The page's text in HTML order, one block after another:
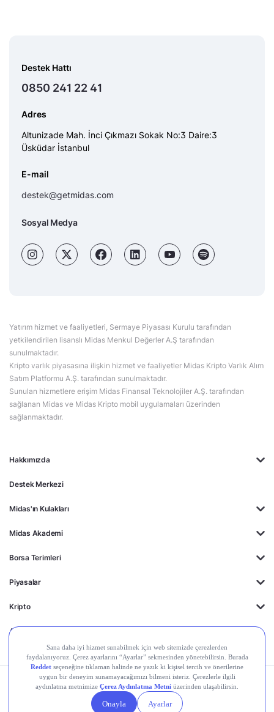
Hakkımızda
Destek Merkezi
Midas'ın Kulakları
Midas Akademi
Borsa Terimleri
Piyasalar
Kripto
Ayrıcalıklar
Destek Hattı
0850 241 22 41
Adres
Altunizade Mah. İnci Çıkmazı Sokak No:3 Daire:3
Üsküdar İstanbul
E-mail
destek@getmidas.com
Sosyal Medya
Yatırım hizmet ve faaliyetleri, Sermaye Piyasası Kurulu tarafından
yetkilendirilen lisanslı Midas Menkul Değerler A.Ş tarafından
sunulmaktadır.
Kripto varlık piyasasına ilişkin hizmet ve faaliyetler Midas Kripto Varlık Alım
Satım Platformu A.Ş. tarafından sunulmaktadır.
Sunulan hizmetlere erişim Midas Finansal Teknolojiler A.Ş. tarafından
sağlanan Midas ve Midas Kripto mobil uygulamaları üzerinden
sağlanmaktadır.
Kişisel Verilerin
Gizlilik
Politikası
Yasal
Duyurular
Çerez